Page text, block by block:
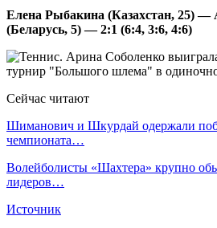
Елена Рыбакина (Казахстан, 25) —
(Беларусь, 5) — 2:1 (6:4, 3:6, 4:6)
Сейчас читают
Шиманович и Шкурдай одержали
чемпионата…
Волейболисты «Шахтера» крупно
лидеров…
Источник